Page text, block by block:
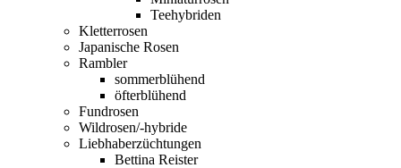
Teehybriden
Kletterrosen
Japanische Rosen
Rambler
sommerblühend
öfterblühend
Fundrosen
Wildrosen/-hybride
Liebhaberzüchtungen
Bettina Reister